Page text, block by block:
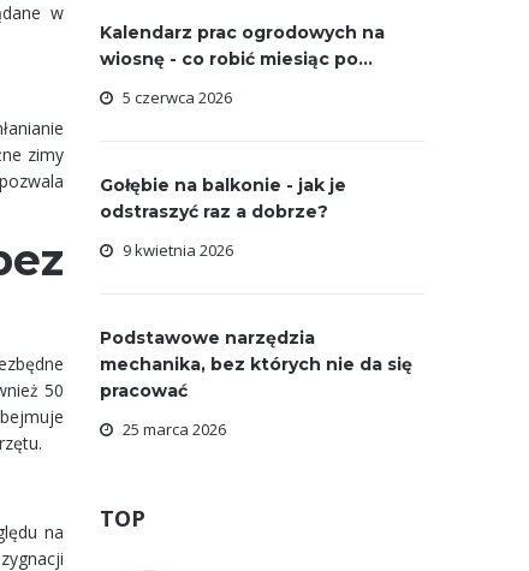
w
zimy
50
na
Kalendarz prac ogrodowych na
wiosnę - co robić miesiąc po...
5 czerwca 2026
Gołębie na balkonie - jak je
odstraszyć raz a dobrze?
9 kwietnia 2026
Podstawowe narzędzia
mechanika, bez których nie da się
pracować
25 marca 2026
TOP